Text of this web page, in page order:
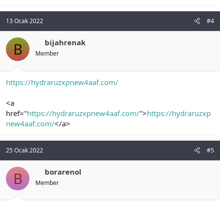
13 Ocak 2022 #4
B bijahrenak
Member
https://hydraruzxpnew4aaf.com/
<a
href="https://hydraruzxpnew4aaf.com/">https://hydraruzxp
new4aaf.com/</a>
25 Ocak 2022 #5
B borarenol
Member